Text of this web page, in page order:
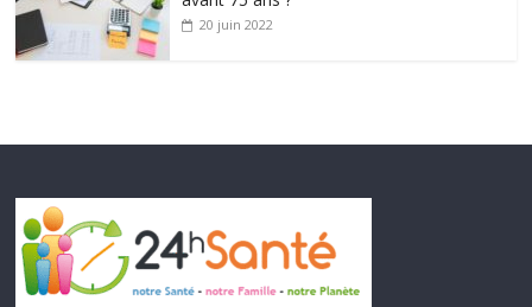
20 juin 2022